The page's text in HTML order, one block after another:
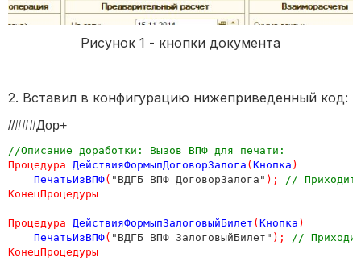
Рисунок 1 - кнопки документа
2. Вставил в конфигурацию нижеприведенный код:
//###Дор+
//Описание доработки: Вызов ВПФ для печати:
Процедура ДействияФормыпДоговорЗалога ( Кнопка )
ПечатьИзВПФ( "ВДГБ_ВПФ_ДоговорЗалога" );
//
КонецПроцедуры
Процедура ДействияФормыпЗалоговыйБилет ( Кнопка )
ПечатьИзВПФ( "ВДГБ_ВПФ_ЗалоговыйБилет" );
//
КонецПроцедуры